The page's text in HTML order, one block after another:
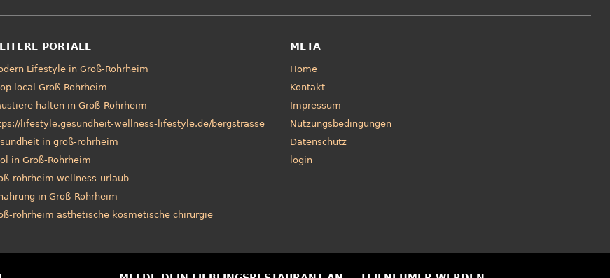
PORTALE
Lifestyle in Groß-Rohrheim
local Groß-Rohrheim
halten in Groß-Rohrheim
lifestyle.gesundheit-wellness-lifestyle.de/bergstrasse
in groß-rohrheim
in Groß-Rohrheim
rohrheim wellness-urlaub
in Groß-Rohrheim
rohrheim ästhetische kosmetische chirurgie
META
Home
Kontakt
Impressum
Nutzungsbedingungen
Datenschutz
login